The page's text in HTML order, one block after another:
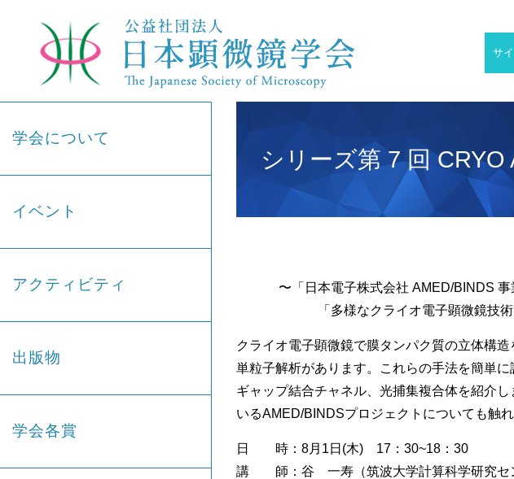
サ
学会について
イベント
アクティビティ
出版物
学会各賞
シリーズ第 7 回
〜「⽇本電⼦株式会社 AMED/BINDS
「多様なクライオ電子顕微鏡技
クライオ電子顕微鏡で膜タンパク質の立体構
単粒子解析があります。これらの手法を簡単
ギャップ結合チャネル、光捕集複合体を紹介
いるAMED/BINDSプロジェクトについても触れ
日 時：8月1日(木) 17：30~18：30
講 師：谷 一寿（筑波大学計算科学研究セ